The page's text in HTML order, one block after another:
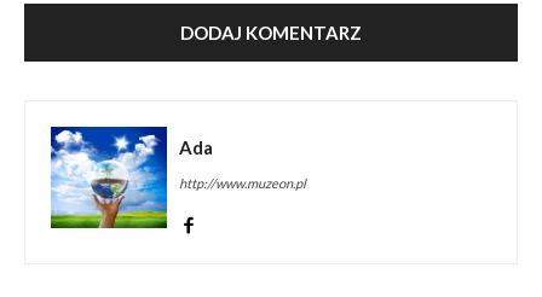
Ada
http://www.muzeon.pl